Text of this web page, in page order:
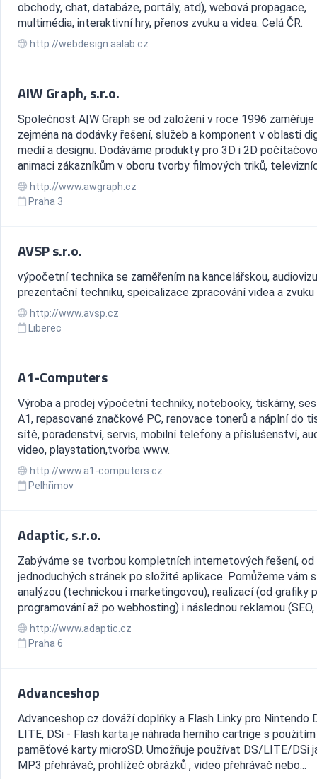
obchody, chat, databáze, portály, atd), webová propagace,
multimédia, interaktivní hry, přenos zvuku a videa. Celá ČR.
http://webdesign.aalab.cz
AIW Graph, s.r.o.
Společnost A|W Graph se od založení v roce 1996 zaměřuje
zejména na dodávky řešení, služeb a komponent v oblasti
medií a designu. Dodáváme produkty pro 3D i 2D
animaci zákazníkům v oboru tvorby filmových triků,
http://www.awgraph.cz
Praha 3
AVSP s.r.o.
výpočetní technika se zaměřením na kancelářskou,
prezentační techniku, speicalizace zpracování videa a zvuku
http://www.avsp.cz
Liberec
A1-Computers
Výroba a prodej výpočetní techniky, notebooky, tiskárny,
A1, repasované značkové PC, renovace tonerů a náplní do
sítě, poradenství, servis, mobilní telefony a příslušenství,
video, playstation,tvorba www.
http://www.a1-computers.cz
Pelhřimov
Adaptic, s.r.o.
Zabýváme se tvorbou kompletních internetových řešení, od
jednoduchých stránek po složité aplikace. Pomůžeme vám s
analýzou (technickou i marketingovou), realizací (od grafiky
programování až po webhosting) i následnou reklamou (SEO,
http://www.adaptic.cz
Praha 6
Advanceshop
Advanceshop.cz dováží doplňky a Flash Linky pro Nintendo
LITE, DSi - Flash karta je náhrada herního cartrige s použitím
paměťové karty microSD. Umožňuje používat DS/LITE/DSi
MP3 přehrávač, prohlížeč obrázků , video přehrávač nebo...